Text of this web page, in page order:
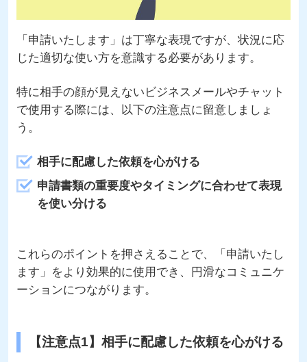
「申請いたします」は丁寧な表現ですが、状況に応
じた適切な使い方を意識する必要があります。
特に相手の顔が見えないビジネスメールやチャット
で使用する際には、以下の注意点に留意しましょ
う。
相手に配慮した依頼を心がける
申請書類の重要度やタイミングに合わせて表現
を使い分ける
これらのポイントを押さえることで、「申請いたし
ます」をより効果的に使用でき、円滑なコミュニケ
ーションにつながります。
【注意点1】相手に配慮した依頼を心がける